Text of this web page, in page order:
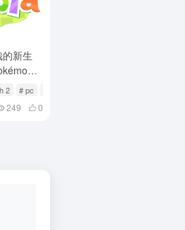
新生
明日開
2 # pc
249 0